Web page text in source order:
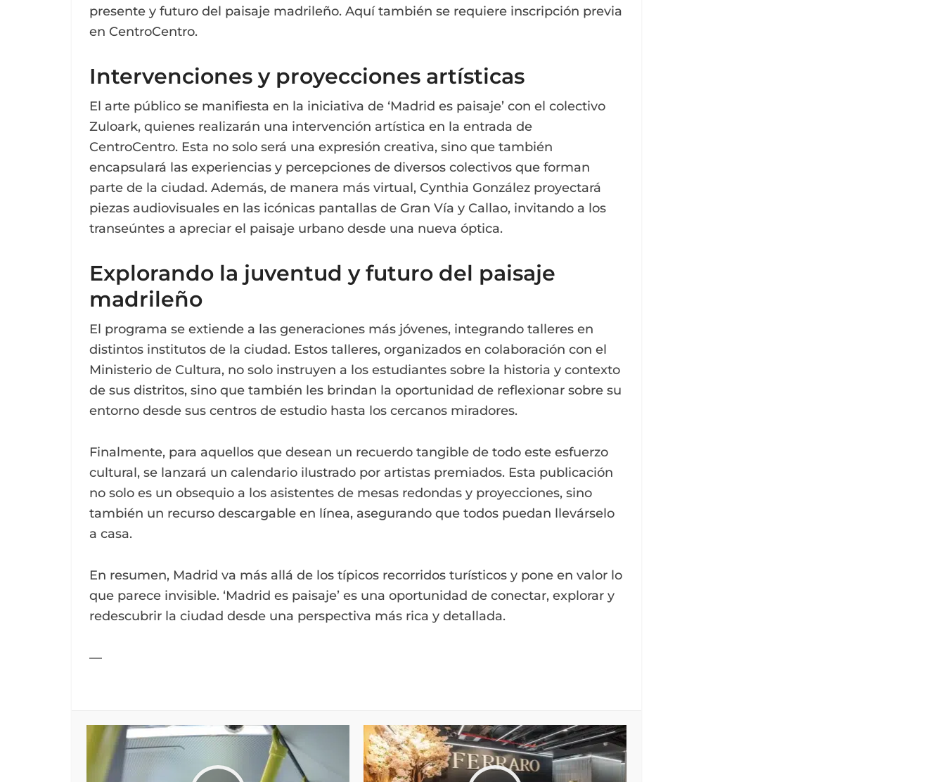
presente y futuro del paisaje madrileño. Aquí también se requiere inscripción previa
en CentroCentro.
Intervenciones y proyecciones artísticas
El arte público se manifiesta en la iniciativa de ‘Madrid es paisaje’ con el colectivo
Zuloark, quienes realizarán una intervención artística en la entrada de
CentroCentro. Esta no solo será una expresión creativa, sino que también
encapsulará las experiencias y percepciones de diversos colectivos que forman
parte de la ciudad. Además, de manera más virtual, Cynthia González proyectará
piezas audiovisuales en las icónicas pantallas de Gran Vía y Callao, invitando a los
transeúntes a apreciar el paisaje urbano desde una nueva óptica.
Explorando la juventud y futuro del paisaje
madrileño
El programa se extiende a las generaciones más jóvenes, integrando talleres en
distintos institutos de la ciudad. Estos talleres, organizados en colaboración con el
Ministerio de Cultura, no solo instruyen a los estudiantes sobre la historia y contexto
de sus distritos, sino que también les brindan la oportunidad de reflexionar sobre su
entorno desde sus centros de estudio hasta los cercanos miradores.
Finalmente, para aquellos que desean un recuerdo tangible de todo este esfuerzo
cultural, se lanzará un calendario ilustrado por artistas premiados. Esta publicación
no solo es un obsequio a los asistentes de mesas redondas y proyecciones, sino
también un recurso descargable en línea, asegurando que todos puedan llevárselo
a casa.
En resumen, Madrid va más allá de los típicos recorridos turísticos y pone en valor lo
que parece invisible. ‘Madrid es paisaje’ es una oportunidad de conectar, explorar y
redescubrir la ciudad desde una perspectiva más rica y detallada.
—